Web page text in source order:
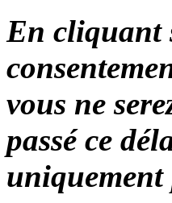
En cliquant
vous ne
passé ce